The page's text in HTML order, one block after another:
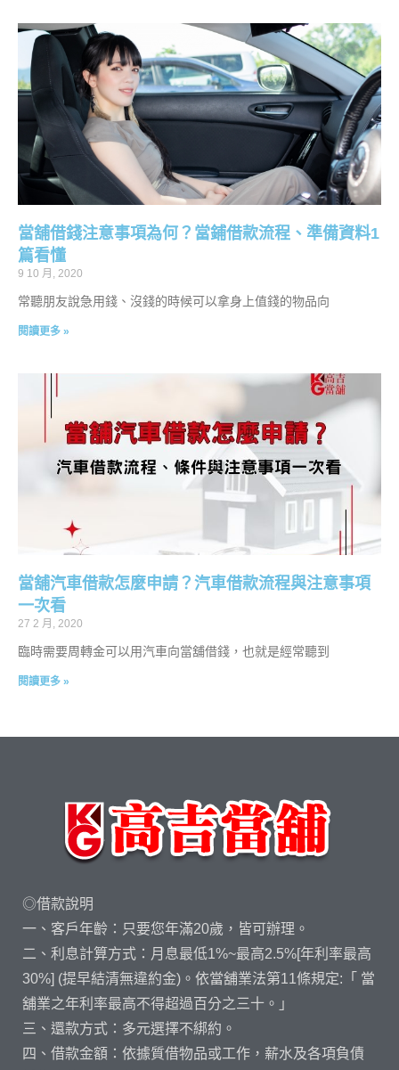
當舖借錢注意事項為何？當鋪借款流程、準備資料1
篇看懂
9 10 月, 2020
常聽朋友說急用錢、沒錢的時候可以拿身上值錢的物品向
閱讀更多 »
當舖汽車借款怎麼申請？汽車借款流程與注意事項
一次看
27 2 月, 2020
臨時需要周轉金可以用汽車向當舖借錢，也就是經常聽到
閱讀更多 »
◎借款說明
一、客戶年齡：只要您年滿20歲，皆可辦理。
二、利息計算方式：月息最低1%~最高2.5%[年利率最高
30%] (提早結清無違約金)。依當舖業法第11條規定:「 當
舖業之年利率最高不得超過百分之三十。」
三、還款方式：多元選擇不綁約。
四、借款金額：依據質借物品或工作，薪水及各項負債